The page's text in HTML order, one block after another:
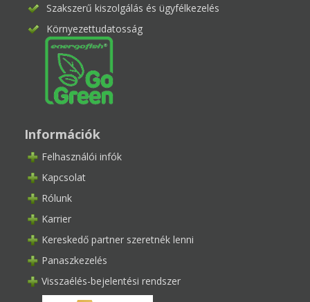
Szakszerű kiszolgálás és ügyfélkezelés
Környezettudatosság
Információk
Felhasználói infók
Kapcsolat
Rólunk
Karrier
Kereskedő partner szeretnék lenni
Panaszkezelés
Visszaélés-bejelentési rendszer